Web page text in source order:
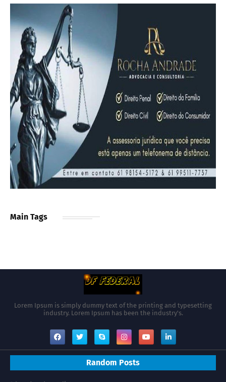
Main Tags
Lorem Ipsum is simply dummy text of the printing and typesetting
industry. Lorem Ipsum has been the industry's.
Random Posts